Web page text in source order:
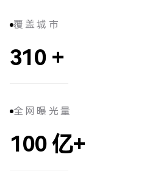
覆盖城市
310+
全网曝光量
100亿+